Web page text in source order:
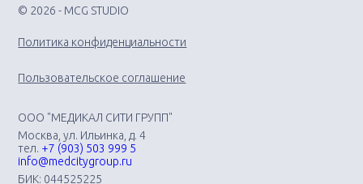
© 2026 - MCG STUDIO
Политика конфиденциальности
Пользовательское соглашение
ООО "МЕДИКАЛ СИТИ ГРУПП"
Москва, ул. Ильинка, д. 4
тел. +7 (903) 503 999 5
info@medcitygroup.ru
БИК: 044525225